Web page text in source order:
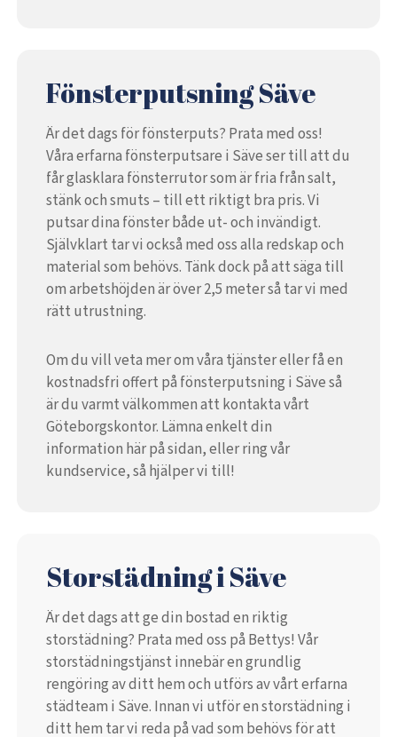
Fönsterputsning Säve
Är det dags för fönsterputs? Prata med oss!
Våra erfarna fönsterputsare i Säve ser till att du
får glasklara fönsterrutor som är fria från salt,
stänk och smuts – till ett riktigt bra pris. Vi
putsar dina fönster både ut- och invändigt.
Självklart tar vi också med oss alla redskap och
material som behövs. Tänk dock på att säga till
om arbetshöjden är över 2,5 meter så tar vi med
rätt utrustning.
Om du vill veta mer om våra tjänster eller få en
kostnadsfri offert på fönsterputsning i Säve så
är du varmt välkommen att kontakta vårt
Göteborgskontor. Lämna enkelt din
information här på sidan, eller ring vår
kundservice, så hjälper vi till!
Storstädning i Säve
Är det dags att ge din bostad en riktig
storstädning? Prata med oss på Bettys! Vår
storstädningstjänst innebär en grundlig
rengöring av ditt hem och utförs av vårt erfarna
städteam i Säve. Innan vi utför en storstädning i
ditt hem tar vi reda på vad som behövs för att